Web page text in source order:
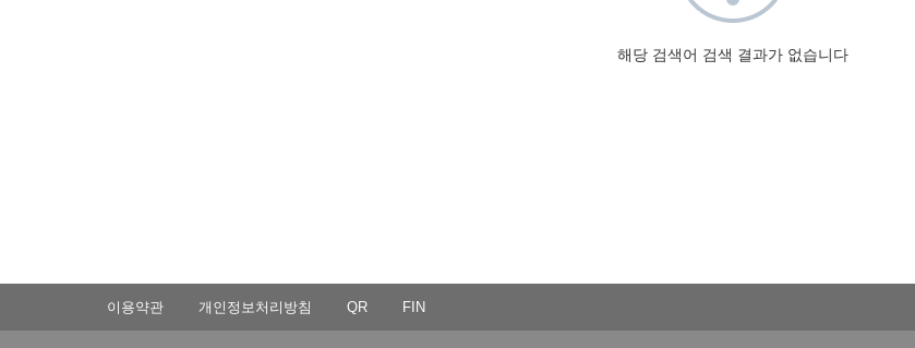
해당 검색어 검색 결과가 없습니다
이용약관 개인정보처리방침 QR FIN